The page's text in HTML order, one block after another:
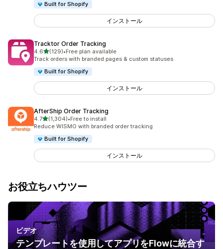
Built for Shopify
インストール
Tracktor Order Tracking
4.65つ星中
(129)
合計レビュー数：129件
•Free plan available
Track orders with branded pages & custom statuses
Built for Shopify
インストール
AfterShip Order Tracking
4.75つ星中
(1,304)
合計レビュー数：1304件
•Free to install
Reduce WISMO with branded order tracking
Built for Shopify
インストール
お役立ちハウツー
ビデオ
テンプレートを使用してアプリをFlowに統合す